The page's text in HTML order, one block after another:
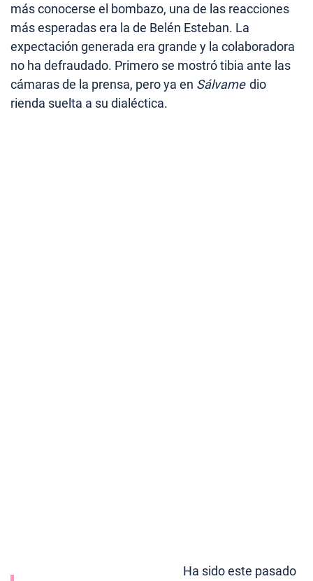
más conocerse el bombazo, una de las reacciones
más esperadas era la de Belén Esteban. La
expectación generada era grande y la colaboradora
no ha defraudado. Primero se mostró tibia ante las
cámaras de la prensa, pero ya en Sálvame dio
rienda suelta a su dialéctica.
Ha sido este pasado